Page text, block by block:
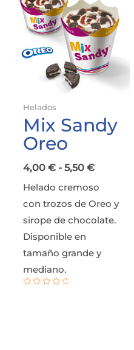
Helados
Mix Sandy
Oreo
4,00 € - 5,50 €
precios:
desde
4,00 €
hasta
5,50 €
Helado cremoso
con trozos de Oreo y
sirope de chocolate.
Disponible en
tamaño grande y
mediano.